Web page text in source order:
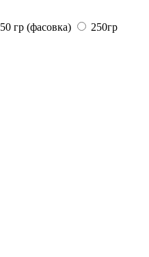
50 гр (фасовка) 250гр